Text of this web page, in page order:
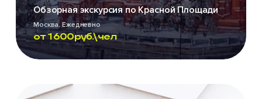
Обзорная экскурсия по Красной Площади
Москва. Ежедневно
от 1 600руб.\чел